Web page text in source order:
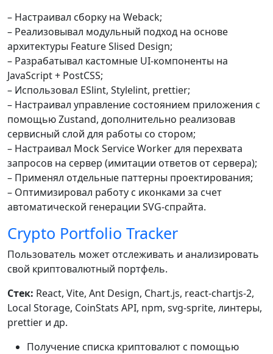
– Настраивал сборку на Weback;
– Реализовывал модульный подход на основе
архитектуры Feature Slised Design;
– Разрабатывал кастомные UI-компоненты на
JavaScript + PostCSS;
– Использовал ESlint, Stylelint, prettier;
– Настраивал управление состоянием приложения с
помощью Zustand, дополнительно реализовав
сервисный слой для работы со стором;
– Настраивал Mock Service Worker для перехвата
запросов на сервер (имитации ответов от сервера);
– Применял отдельные паттерны проектирования;
– Оптимизировал работу с иконками за счет
автоматической генерации SVG-спрайта.
Crypto Portfolio Tracker
Пользователь может отслеживать и анализировать
свой криптовалютный портфель.
Стек: React, Vite, Ant Design, Chart.js, react-chartjs-2,
Local Storage, CoinStats API, npm, svg-sprite, линтеры,
prettier и др.
Получение списка криптовалют с помощью